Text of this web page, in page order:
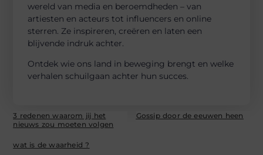
wereld van media en beroemdheden – van
artiesten en acteurs tot influencers en online
sterren. Ze inspireren, creëren en laten een
blijvende indruk achter.
Ontdek wie ons land in beweging brengt en welke
verhalen schuilgaan achter hun succes.
3 redenen waarom jij het
nieuws zou moeten volgen
Gossip door de eeuwen heen
wat is de waarheid ?